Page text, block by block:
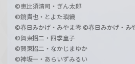
©恵比須清司・ぎん太郎
©鏡貴也・とよた瑣織
©春日みかげ・みやま零 ©春日みかげ・み
©賀東招二・四季童子
©賀東招二・なかじまゆか
©神坂一・あらいずみるい